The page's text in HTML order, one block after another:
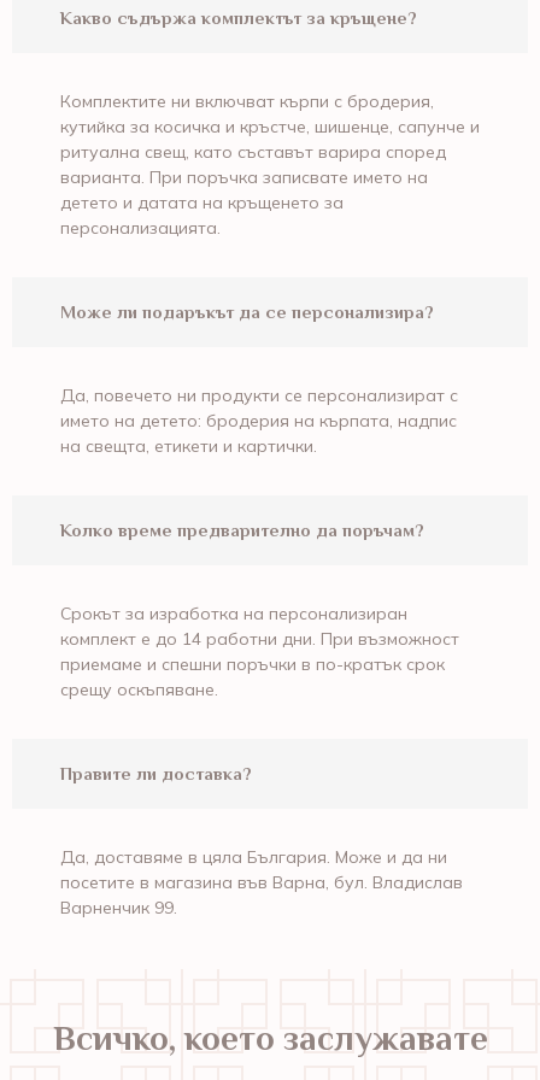
Какво съдържа комплектът за кръщене?
Комплектите ни включват кърпи с бродерия,
кутийка за косичка и кръстче, шишенце, сапунче и
ритуална свещ, като съставът варира според
варианта. При поръчка записвате името на
детето и датата на кръщенето за
персонализацията.
Може ли подаръкът да се персонализира?
Да, повечето ни продукти се персонализират с
името на детето: бродерия на кърпата, надпис
на свещта, етикети и картички.
Колко време предварително да поръчам?
Срокът за изработка на персонализиран
комплект е до 14 работни дни. При възможност
приемаме и спешни поръчки в по-кратък срок
срещу оскъпяване.
Правите ли доставка?
Да, доставяме в цяла България. Може и да ни
посетите в магазина във Варна, бул. Владислав
Варненчик 99.
Всичко, което заслужавате